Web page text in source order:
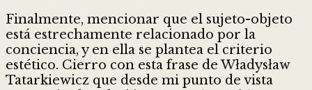
Finalmente, mencionar que el sujeto-objeto
está estrechamente relacionado por la
conciencia, y en ella se plantea el criterio
estético. Cierro con esta frase de Władysław
Tatarkiewicz que desde mi punto de vista